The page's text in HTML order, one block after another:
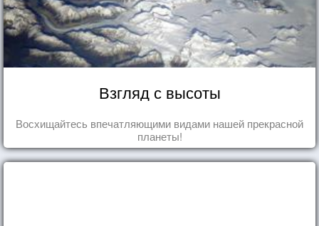
Взгляд с высоты
Восхищайтесь впечатляющими видами нашей прекрасной
планеты!